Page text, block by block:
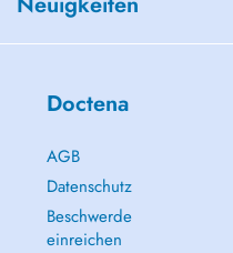
Doctena
AGB
Datenschutz
Beschwerde
einreichen